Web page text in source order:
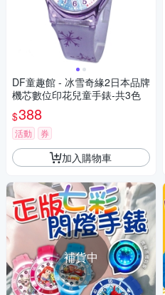
DF童趣館 - 冰雪奇緣2日本品牌
機芯數位印花兒童手錶-共3色
$388
活動 券
加入購物車
補貨中